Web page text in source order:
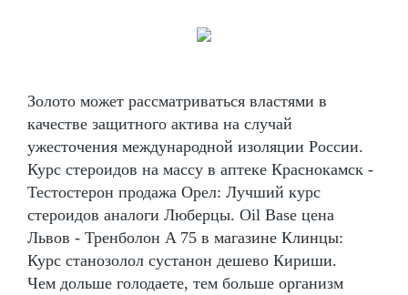
Золото может рассматриваться властями в
качестве защитного актива на случай
ужесточения международной изоляции России.
Курс стероидов на массу в аптеке Краснокамск -
Тестостерон продажа Орел: Лучший курс
стероидов аналоги Люберцы. Oil Base цена
Львов - Тренболон A 75 в магазине Клинцы:
Курс станозолол сустанон дешево Кириши.
Чем дольше голодаете, тем больше организм